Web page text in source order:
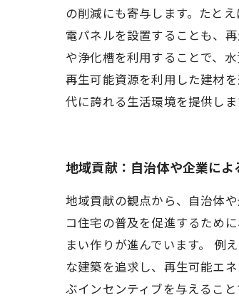
の削減にも寄与します。たと
電パネルを設置することも、
や浄化槽を利用することで、
再生可能資源を利用した建材
代に誇れる生活環境を提供しま
地域貢献：自治体や企業に
地域貢献の観点から、自治体
コ住宅の普及を促進するため
まい作りが進んでいます。 例
な建築を追求し、再生可能エ
ぶインセンティブを与えるこ